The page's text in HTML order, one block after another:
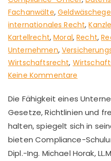
Fachanwälte,
internationales Recht,
Kartellrecht,Moral,Recht,
Unternehmen,
Wirtschaftsrecht,
Keine Kommentare
und
Die Fähigkeit eines
Gesetze, Richtlinien und
halten, spiegelt sich in
bieten Compliance-
Dipl.-Ing. Michael Horak,